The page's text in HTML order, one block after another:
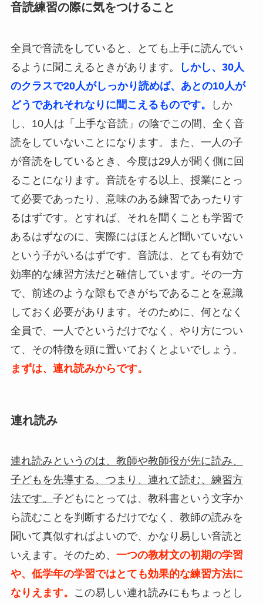
音読練習の際に気をつけること
全員で音読をしていると、とても上手に読んでい
るように聞こえるときがあります。
しかし、30人
のクラスで20人がしっかり読めば、あとの10人が
どうであれそれなりに聞こえるものです。
しか
し、10人は「上手な音読」の陰でこの間、全く音
読をしていないことになります。また、一人の子
が音読をしているとき、今度は29人が聞く側に回
ることになります。音読をする以上、授業にとっ
て必要であったり、意味のある練習であったりす
るはずです。とすれば、それを聞くことも学習で
あるはずなのに、実際にはほとんど聞いていない
という子がいるはずです。音読は、とても有効で
効率的な練習方法だと確信しています。その一方
で、前述のような隙もできがちであることを意識
しておく必要があります。そのために、何となく
全員で、一人でというだけでなく、やり方につい
て、その特徴を頭に置いておくとよいでしょう。
まずは、連れ読みからです。
連れ読み
連れ読みというのは、教師や教師役が先に読み、
子どもを先導する、つまり、連れて読む、練習方
法です。 子どもにとっては、教科書という文字か
ら読むことを判断するだけでなく、教師の読みを
聞いて真似すればよいので、かなり易しい音読と
いえます。そのため、 一つの教材文の初期の学習
や、低学年の学習ではとても効果的な練習方法に
なりえます。
この易しい連れ読みにもちょっとし